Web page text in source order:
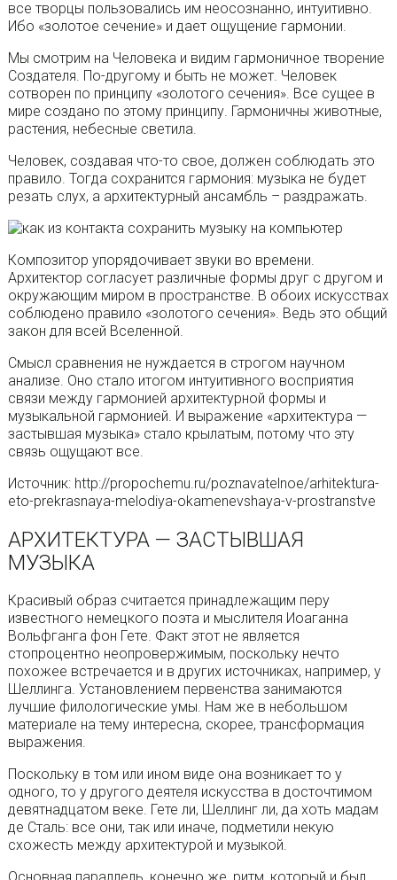
все творцы пользовались им неосознанно, интуитивно.
Ибо «золотое сечение» и дает ощущение гармонии.
Мы смотрим на Человека и видим гармоничное творение
Создателя. По-другому и быть не может. Человек
сотворен по принципу «золотого сечения». Все сущее в
мире создано по этому принципу. Гармоничны животные,
растения, небесные светила.
Человек, создавая что-то свое, должен соблюдать это
правило. Тогда сохранится гармония: музыка не будет
резать слух, а архитектурный ансамбль – раздражать.
Композитор упорядочивает звуки во времени.
Архитектор согласует различные формы друг с другом и
окружающим миром в пространстве. В обоих искусствах
соблюдено правило «золотого сечения». Ведь это общий
закон для всей Вселенной.
Смысл сравнения не нуждается в строгом научном
анализе. Оно стало итогом интуитивного восприятия
связи между гармонией архитектурной формы и
музыкальной гармонией. И выражение «архитектура —
застывшая музыка» стало крылатым, потому что эту
связь ощущают все.
Источник: http://propochemu.ru/poznavatelnoe/arhitektura-
eto-prekrasnaya-melodiya-okamenevshaya-v-prostranstve
АРХИТЕКТУРА — ЗАСТЫВШАЯ
МУЗЫКА
Красивый образ считается принадлежащим перу
известного немецкого поэта и мыслителя Иоаганна
Вольфганга фон Гете. Факт этот не является
стопроцентно неопровержимым, поскольку нечто
похожее встречается и в других источниках, например, у
Шеллинга. Установлением первенства занимаются
лучшие филологические умы. Нам же в небольшом
материале на тему интересна, скорее, трансформация
выражения.
Поскольку в том или ином виде она возникает то у
одного, то у другого деятеля искусства в досточтимом
девятнадцатом веке. Гете ли, Шеллинг ли, да хоть мадам
де Сталь: все они, так или иначе, подметили некую
схожесть между архитектурой и музыкой.